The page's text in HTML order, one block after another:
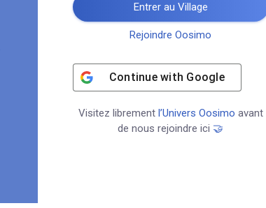
Entrer au Village
Rejoindre Oosimo
Continue with Google
Visitez librement l’Univers Oosimo avant
de nous rejoindre ici 🤝